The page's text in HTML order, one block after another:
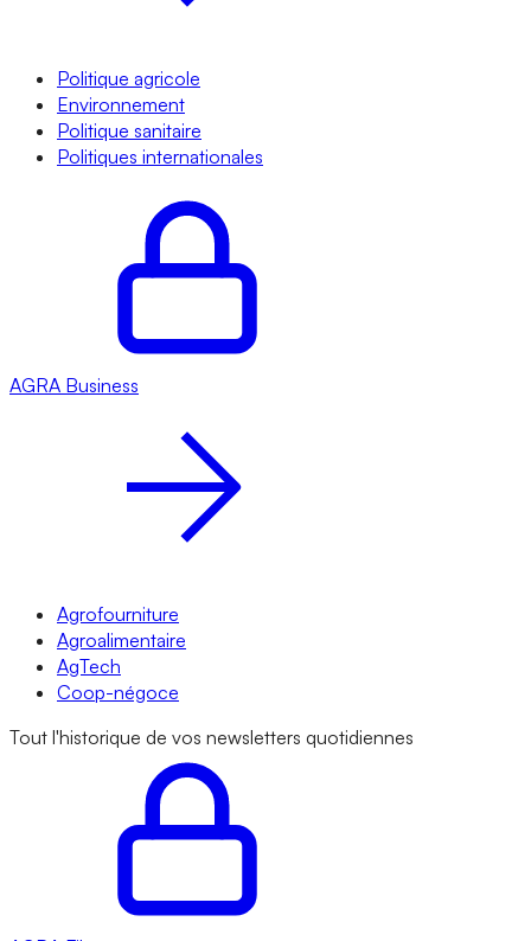
Politique agricole
Environnement
Politique sanitaire
Politiques internationales
AGRA Business
Agrofourniture
Agroalimentaire
AgTech
Coop-négoce
Tout l'historique de vos newsletters quotidiennes